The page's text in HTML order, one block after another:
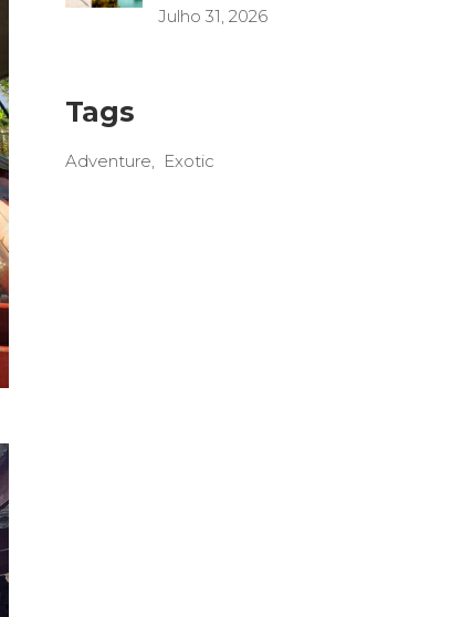
Julho 31, 2026
Tags
Adventure Exotic